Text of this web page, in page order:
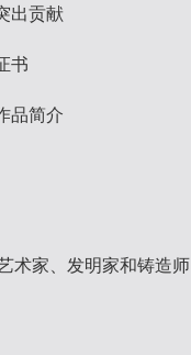
出贡献
书
品简介
术家、发明家和铸造师